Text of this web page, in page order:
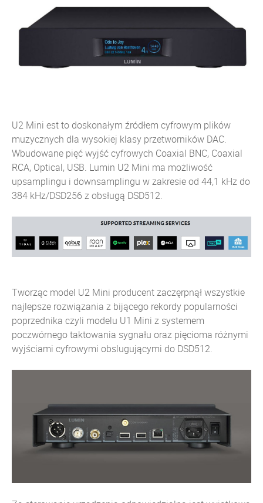
U2 Mini est to doskonałym źródłem cyfrowym plików
muzycznych dla wysokiej klasy przetworników DAC.
Wbudowane pięć wyjść cyfrowych Coaxial BNC, Coaxial
RCA, Optical, USB. Lumin U2 Mini ma możliwość
upsamplingu i downsamplingu w zakresie od 44,1 kHz do
384 kHz/DSD256 z obsługą DSD512.
Tworząc model U2 Mini producent zaczęrpnął wszystkie
najlepsze rozwiązania z bijącego rekordy popularności
poprzednika czyli modelu U1 Mini z systemem
poczwórnego taktowania sygnału oraz pięcioma różnymi
wyjściami cyfrowymi obslugującymi do DSD512.